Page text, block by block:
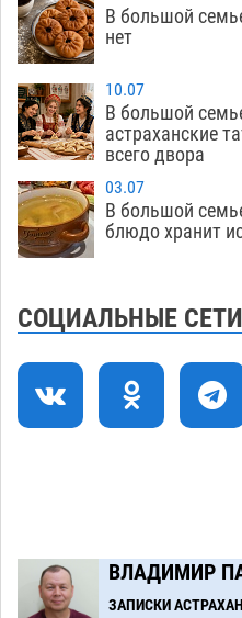
13:13
Скончался второй
Астрахани
12:49
Астраханские
стартовали на
12:16
В астраханском
машину свекрови
нелегалов
11:08 Как астраханцы
В большой
нет
10.07
В большой
астраханские
всего двора
03.07
В большой
блюдо хранит
СОЦИАЛЬНЫЕ СЕТИ
ВЛАДИМИР
ЗАПИСКИ